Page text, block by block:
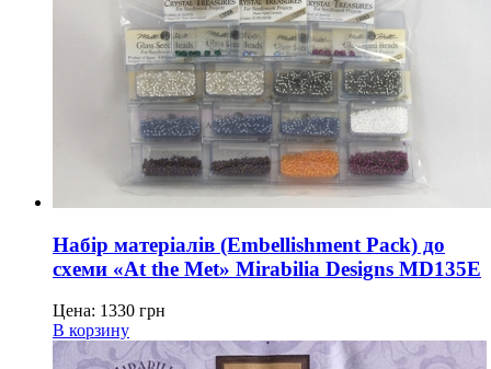
Набір матеріалів (Embellishment Pack) до
схеми «At the Met» Mirabilia Designs MD135E
Цена: 1330 грн
В корзину